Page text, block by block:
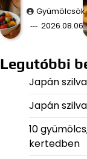
Gyümölcsök
2026.08.06.
Legutóbbi
Japán
Japán
10
kertedben